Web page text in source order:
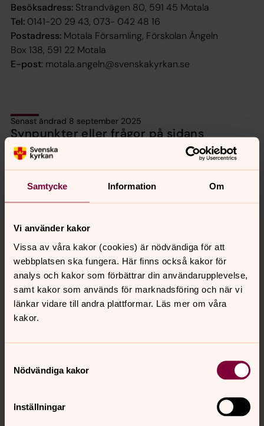
Samtycke Information Om
Vi använder kakor
Vissa av våra kakor (cookies) är nödvändiga för att
webbplatsen ska fungera. Här finns också kakor för
analys och kakor som förbättrar din användarupplevelse,
samt kakor som används för marknadsföring och när vi
länkar vidare till andra plattformar. Läs mer om våra
kakor.
Nödvändiga kakor
Inställningar
Besöksadress: Strandvägen 80, 591 45 Motala
Tel: 0141-20 29 43, 073- 042 48 16
Postadress: Motala Församling, Förskolan Ängeln
Box 138, 591 22 Motala
E-post: motala.angeln@svenskakyrkan.se
Senast ändrad 8 september 2025
Synpunkter eller frågor på sidans
innehåll?
motala.forsamling@svenskakyrkan.se
Dela
Tillbaka till toppen
Tillbaka till innehållet
Kontakt
Hitta snabbt
Sociala kanaler